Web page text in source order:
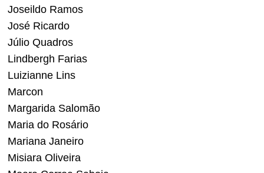
Joseildo Ramos
José Ricardo
Júlio Quadros
Lindbergh Farias
Luizianne Lins
Marcon
Margarida Salomão
Maria do Rosário
Mariana Janeiro
Misiara Oliveira